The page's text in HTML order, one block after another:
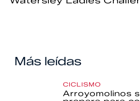
Más leídas
CICLISMO
Arroyomolinos